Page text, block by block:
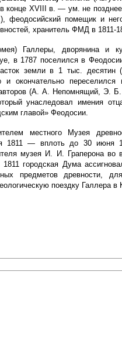
конце XVIII в. — ум. не
феодосийский помещик и
хранитель ФМД в 1811-
Галлеры, дворянина и
в 1787 поселился в
земли в 1 тыс. десятин
и окончательно
(А. А. Непомнящий, Э.
унаследовал имения
главой» Феодосии.
местного Музея
1811 — вплоть до 30 июня
музея И. И. Граперона во
городская Дума
предметов древности,
поездку Галлера в